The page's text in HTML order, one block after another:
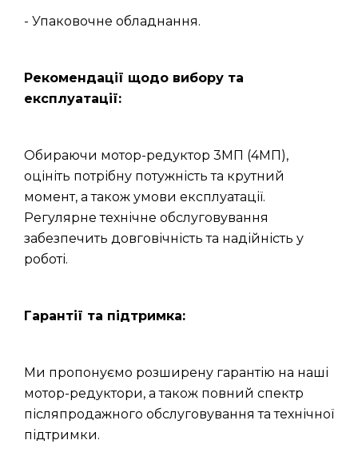
- Упаковочне обладнання.
Рекомендації щодо вибору та
експлуатації:
Обираючи мотор-редуктор 3МП (4МП),
оцініть потрібну потужність та крутний
момент, а також умови експлуатації.
Регулярне технічне обслуговування
забезпечить довговічність та надійність у
роботі.
Гарантії та підтримка:
Ми пропонуємо розширену гарантію на наші
мотор-редуктори, а також повний спектр
післяпродажного обслуговування та технічної
підтримки.